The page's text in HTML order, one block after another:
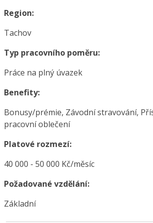
Region:
Tachov
Typ pracovního poměru:
Práce na plný úvazek
Benefity:
Bonusy/prémie, Závodní stravování,
pracovní oblečení
Platové rozmezí:
40 000 - 50 000 Kč/měsíc
Požadované vzdělání:
Základní